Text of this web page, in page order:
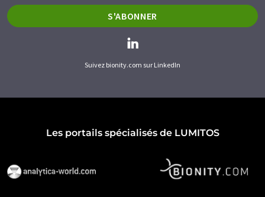
S'ABONNER
Suivez bionity.com sur LinkedIn
Les portails spécialisés de LUMITOS